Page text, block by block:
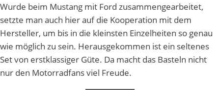
Wurde beim Mustang mit Ford zusammengearbeitet,
setzte man auch hier auf die Kooperation mit dem
Hersteller, um bis in die kleinsten Einzelheiten so genau
wie möglich zu sein. Herausgekommen ist ein seltenes
Set von erstklassiger Güte. Da macht das Basteln nicht
nur den Motorradfans viel Freude.